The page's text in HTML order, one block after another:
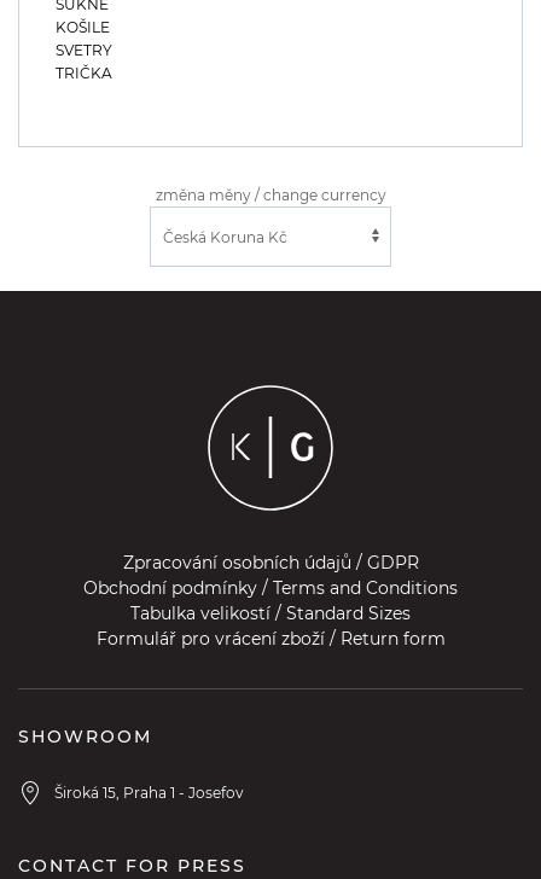
SUKNĚ
KOŠILE
SVETRY
TRIČKA
změna měny / change currency
Zpracování osobních údajů / GDPR
Obchodní podmínky / Terms and Conditions
Tabulka velikostí / Standard Sizes
Formulář pro vrácení zboží / Return form
SHOWROOM
Široká 15, Praha 1 - Josefov
CONTACT FOR PRESS